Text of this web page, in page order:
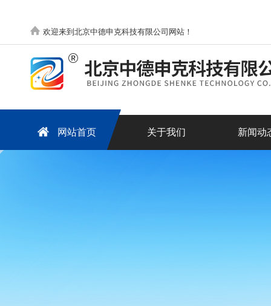
欢迎来到北京中德申克科技有限公司网站！
网站首页 关于我们 新闻动